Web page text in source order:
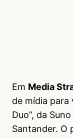
Em Media
de mídia para
Duo”, da
Santander. O